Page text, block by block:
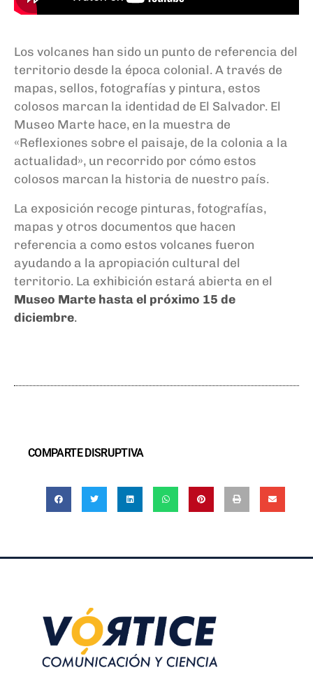
Los volcanes han sido un punto de referencia del
territorio desde la época colonial. A través de
mapas, sellos, fotografías y pintura, estos
colosos marcan la identidad de El Salvador. El
Museo Marte hace, en la muestra de
«Reflexiones sobre el paisaje, de la colonia a la
actualidad», un recorrido por cómo estos
colosos marcan la historia de nuestro país.
La exposición recoge pinturas, fotografías,
mapas y otros documentos que hacen
referencia a como estos volcanes fueron
ayudando a la apropiación cultural del
territorio. La exhibición estará abierta en el
Museo Marte hasta el próximo 15 de
diciembre.
COMPARTE DISRUPTIVA